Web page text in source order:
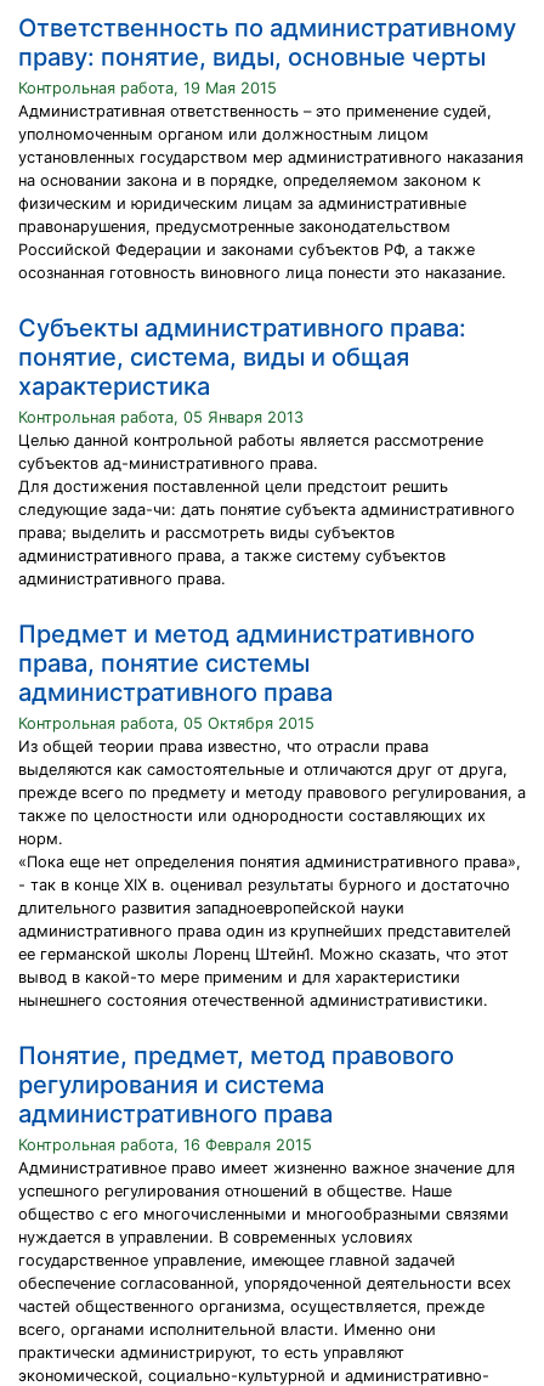
Ответственность по административному
праву: понятие, виды, основные черты
Контрольная работа, 19 Мая 2015
Административная ответственность – это применение судей,
уполномоченным органом или должностным лицом
установленных государством мер административного наказания
на основании закона и в порядке, определяемом законом к
физическим и юридическим лицам за административные
правонарушения, предусмотренные законодательством
Российской Федерации и законами субъектов РФ, а также
осознанная готовность виновного лица понести это наказание.
Субъекты административного права:
понятие, система, виды и общая
характеристика
Контрольная работа, 05 Января 2013
Целью данной контрольной работы является рассмотрение
субъектов ад-министративного права.
Для достижения поставленной цели предстоит решить
следующие зада-чи: дать понятие субъекта административного
права; выделить и рассмотреть виды субъектов
административного права, а также систему субъектов
административного права.
Предмет и метод административного
права, понятие системы
административного права
Контрольная работа, 05 Октября 2015
Из общей теории права известно, что отрасли права
выделяются как самостоятельные и отличаются друг от друга,
прежде всего по предмету и методу правового регулирования, а
также по целостности или однородности составляющих их
норм.
«Пока еще нет определения понятия административного права»,
- так в конце XIX в. оценивал результаты бурного и достаточно
длительного развития западноевропейской науки
административного права один из крупнейших представителей
ее германской школы Лоренц Штейн1. Можно сказать, что этот
вывод в какой-то мере применим и для характеристики
нынешнего состояния отечественной административистики.
Понятие, предмет, метод правового
регулирования и система
административного права
Контрольная работа, 16 Февраля 2015
Административное право имеет жизненно важное значение для
успешного регулирования отношений в обществе. Наше
общество с его многочисленными и многообразными связями
нуждается в управлении. В современных условиях
государственное управление, имеющее главной задачей
обеспечение согласованной, упорядоченной деятельности всех
частей общественного организма, осуществляется, прежде
всего, органами исполнительной власти. Именно они
практически администрируют, то есть управляют
экономической, социально-культурной и административно-